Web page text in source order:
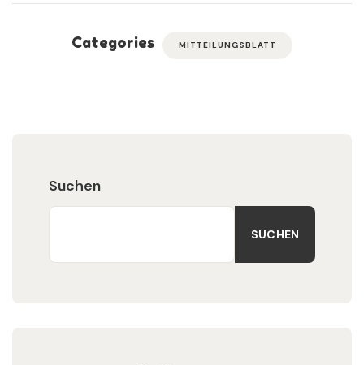
Categories MITTEILUNGSBLATT
Suchen
SUCHEN